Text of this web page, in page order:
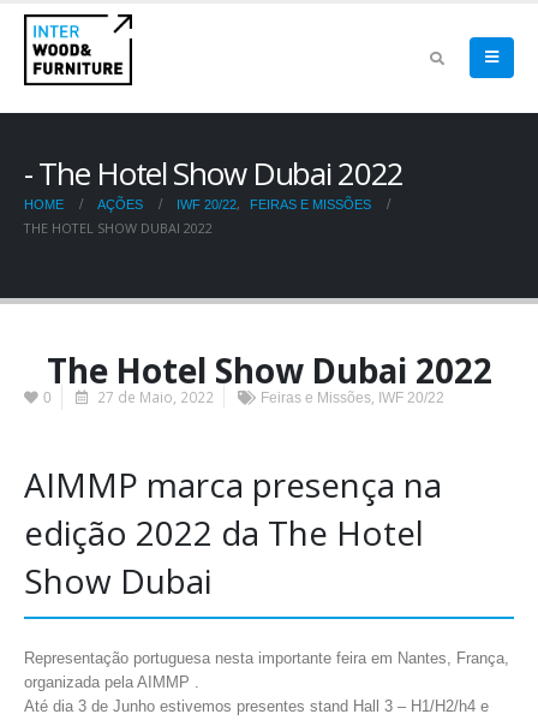
The Hotel Show Dubai 2022
HOME AÇÕES IWF 20/22, FEIRAS E MISSÕES
THE HOTEL SHOW DUBAI 2022
The Hotel Show Dubai 2022
0 27 de Maio, 2022 Feiras e Missões IWF 20/22
AIMMP marca presença na
edição 2022 da The Hotel
Show Dubai
Representação portuguesa nesta importante feira em Nantes, França,
organizada pela AIMMP .
Até dia 3 de Junho estivemos presentes stand Hall 3 – H1/H2/h4 e